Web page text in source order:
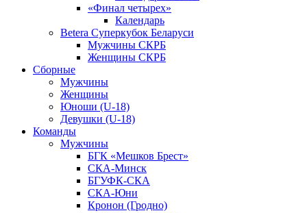
«Финал четырех»
Календарь
Betera Суперкубок Беларуси
Мужчины СКРБ
Женщины СКРБ
Сборные
Мужчины
Женщины
Юноши (U-18)
Девушки (U-18)
Команды
Мужчины
БГК «Мешков Брест»
СКА-Минск
БГУФК-СКА
СКА-Юни
Кронон (Гродно)